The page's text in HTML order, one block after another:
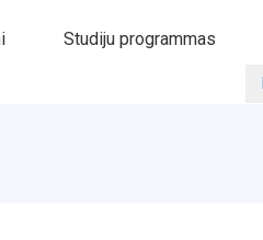
Studiju programmas